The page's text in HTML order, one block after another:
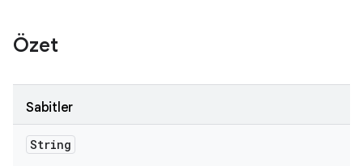
Özet
Sabitler
String